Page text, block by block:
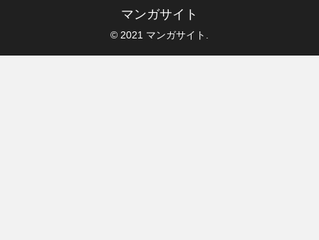
マンガサイト
© 2021 マンガサイト.